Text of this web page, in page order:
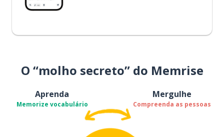
O “molho secreto” do Memrise
Aprenda
Memorize vocabulário
Mergulhe
Compreenda as pessoas